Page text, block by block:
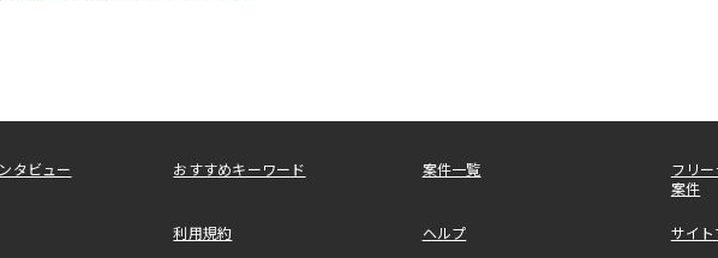
タビュー おすすめキーワード 案件一覧
フリ
案件
利用規約 ヘルプ サイ